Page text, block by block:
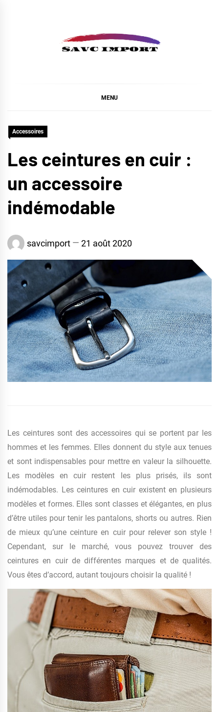
MENU
Accessoires
Les ceintures en cuir :
un accessoire
indémodable
savcimport 21 août 2020
Les ceintures sont des accessoires qui se portent par les
hommes et les femmes. Elles donnent du style aux tenues
et sont indispensables pour mettre en valeur la silhouette.
Les modèles en cuir restent les plus prisés, ils sont
indémodables. Les ceintures en cuir existent en plusieurs
modèles et formes. Elles sont classes et élégantes, en plus
d’être utiles pour tenir les pantalons, shorts ou autres. Rien
de mieux qu’une ceinture en cuir pour relever son style !
Cependant, sur le marché, vous pouvez trouver des
ceintures en cuir de différentes marques et de qualités.
Vous êtes d’accord, autant toujours choisir la qualité !